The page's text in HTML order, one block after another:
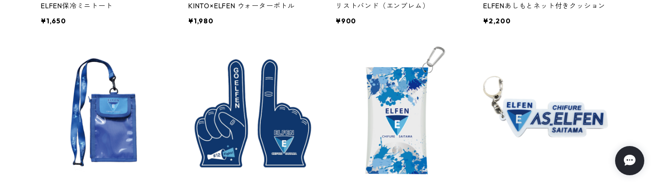
ELFEN保冷ミニトート
¥1,650
KINTO×ELFEN ウォーターボトル
¥1,980
リストバンド（エンブレム）
¥900
ELFENあしもとネット付きクッション
¥2,200